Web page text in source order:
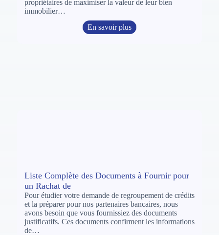
propriétaires de maximiser la valeur de leur bien
immobilier…
En savoir plus
Liste Complète des Documents à Fournir pour
un Rachat de
Pour étudier votre demande de regroupement de crédits
et la préparer pour nos partenaires bancaires, nous
avons besoin que vous fournissiez des documents
justificatifs. Ces documents confirment les informations
de…